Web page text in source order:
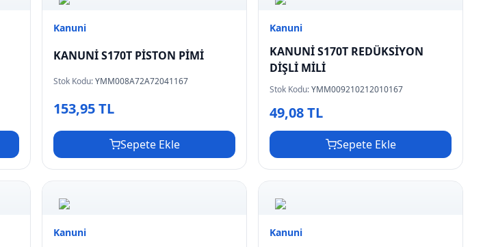
Kanuni
KANUNİ S170T PİSTON PİMİ
Stok Kodu:YMM008A72A72041167
153,95 TL
Sepete Ekle
Kanuni
KANUNİ S170T REDÜKSİYON
DİŞLİ MİLİ
Stok Kodu:YMM009210212010167
49,08 TL
Sepete Ekle
Kanuni Kanuni